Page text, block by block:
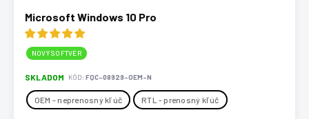
Microsoft Windows 10 Pro
NOVÝ SOFTVÉR
SKLADOM KÓD: FQC-08929-OEM-N
OEM - neprenosný kľúč RTL - prenosný kľúč